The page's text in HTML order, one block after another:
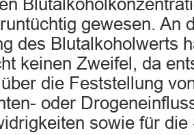
gewesen. An
des Blutalkoholwerts
keinen Zweifel, da
die Feststellung
oder
sowie für